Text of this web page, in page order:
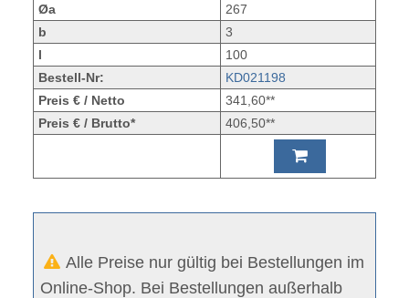
Øa
267
b
3
l
100
Bestell-Nr:
KD021198
Preis € / Netto
341,60**
Preis € / Brutto*
406,50**
Alle Preise nur gültig bei Bestellungen im
Online-Shop. Bei Bestellungen außerhalb